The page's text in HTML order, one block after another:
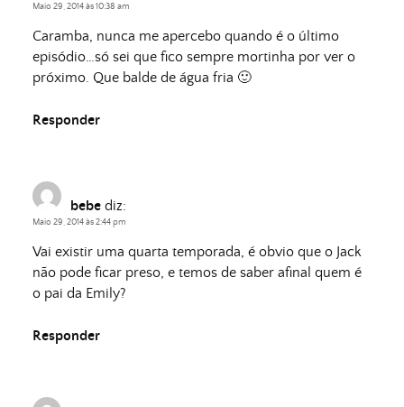
Maio 29, 2014 às 10:38 am
Caramba, nunca me apercebo quando é o último
episódio…só sei que fico sempre mortinha por ver o
próximo. Que balde de água fria 🙂
Responder
bebe diz:
Maio 29, 2014 às 2:44 pm
Vai existir uma quarta temporada, é obvio que o Jack
não pode ficar preso, e temos de saber afinal quem é
o pai da Emily?
Responder